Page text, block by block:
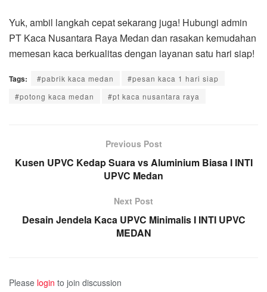
Yuk, ambil langkah cepat sekarang juga! Hubungi admin
PT Kaca Nusantara Raya Medan dan rasakan kemudahan
memesan kaca berkualitas dengan layanan satu hari siap!
Tags: #pabrik kaca medan
#pesan kaca 1 hari siap
#potong kaca medan
#pt kaca nusantara raya
Previous Post
Kusen UPVC Kedap Suara vs Aluminium Biasa I INTI
UPVC Medan
Next Post
Desain Jendela Kaca UPVC Minimalis I INTI UPVC
MEDAN
Please login to join discussion